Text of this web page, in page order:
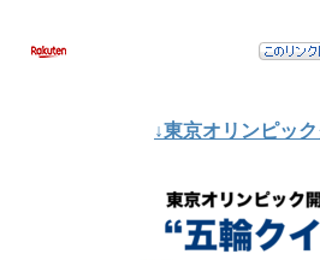
↓東京オリンピッ